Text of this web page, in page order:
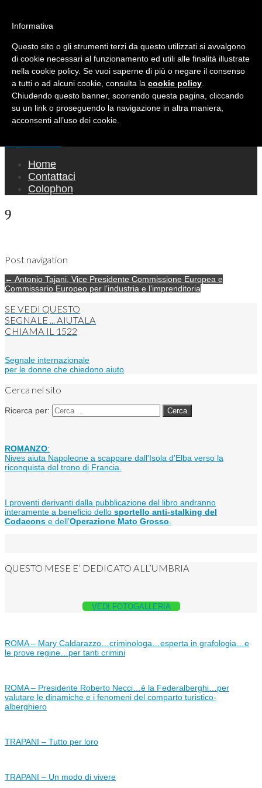
Mondo Italiano nel Mondo
LE INTERVISTE SONO AGLI ITALIANI CHE
RICOPRONO RUOLI ISTITUZIONALI, A
QUELLI CHE RAPPRESENTANO LA SOCIETÀ E
A CHI È UN "COMUNE CITTADINO" ...
PER TUTTO QUESTO SIAMO "ORGOGLIOSI
DI ESSERE ITALIANI"
Home
Contattaci
Colophon
9
Post navigation
← Antonio Tajani, Vice Presidente Commissione Europea e
Commissario Europeo per l’industria e l’imprenditoria
SE VEDI QUESTO
SEGNALE ... AIUTALA
CHIAMA IL 1522
Segnale internazionale
per le donne che chiedono aiuto
Cerca nel sito
Ricerca per:
ROMANZO:
Nives aiuta Napoleone a scappare dall'Isola d'Elba verso la
riconquista del trono di Francia.
I proventi derivanti dalla pubblicazione del libro andranno
interamente a beneficio dello sportello anti-stalking del
Codacons e dell’Operazione Mato Grosso
QUESTO MESE E’ DEDICATO ALL’UMBRIA
VEDI FOTOGALLERIA
ROMA – Mary Caldarazzo…criminologa…esperta in grafologia…e
le prove regine…per tanti crimini
ROMA – Presidente Roberto Necci…è la Federalberghi…per
valutare le dinamiche e i fenomeni del comparto turistico-
alberghiero
TRAPANI – Tutto per loro
TRAPANI – Un modo di vivere
Informativa
Questo sito o gli strumenti terzi da questo utilizzati si avvalgono
di cookie necessari al funzionamento ed utili alle finalità illustrate
nella cookie policy. Se vuoi saperne di più o negare il consenso
a tutti o ad alcuni cookie, consulta la cookie policy
Chiudendo questo banner, scorrendo questa pagina, cliccando
su un link o proseguendo la navigazione in altra maniera,
acconsenti all’uso dei cookie.